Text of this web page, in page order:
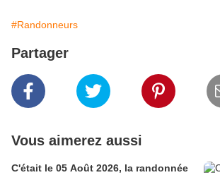
#Randonneurs
Partager
Vous aimerez aussi
C'était le 05 Août 2026, la randonnée